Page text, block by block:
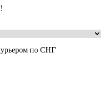
по СНГ